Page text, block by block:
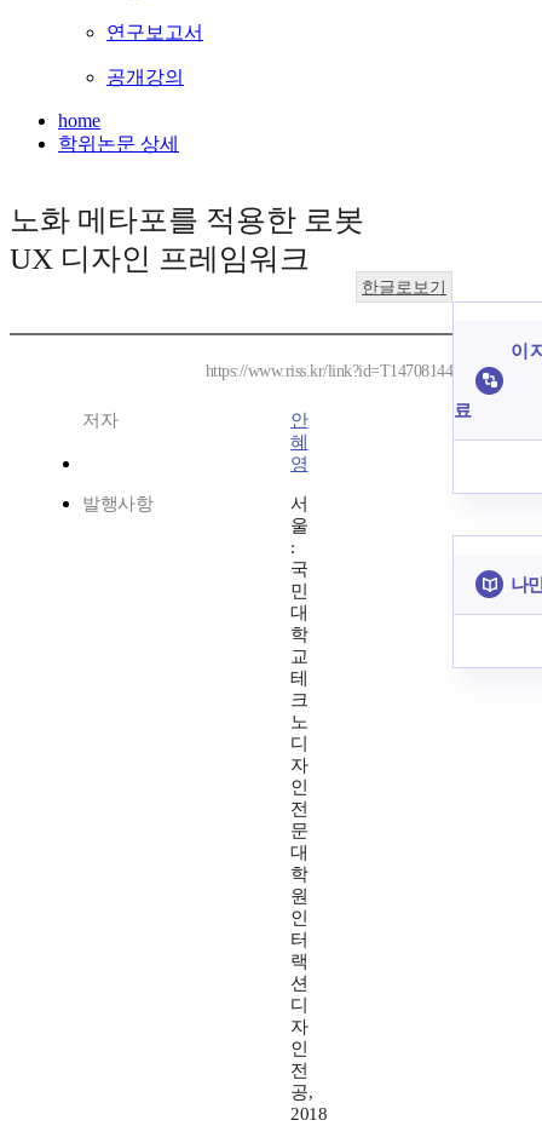
연구보고서
공개강의
home
학위논문 상세
노화 메타포를 적용한 로봇
UX 디자인 프레임워크
한글로보기
https://www.riss.kr/link?id=T14708144
저자
안
혜
영
발행사항
서
울
:
국
민
대
학
교
테
크
노
디
자
인
전
문
대
학
원
인
터
랙
션
디
자
인
전
공,
2018
이
료
나